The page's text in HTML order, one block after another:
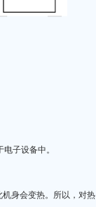
子设备中。
身会变热。所以，对热